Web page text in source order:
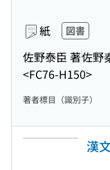
紙 図書
佐野泰臣 著佐野
<FC76-H150>
著者標目（識別子）
漢